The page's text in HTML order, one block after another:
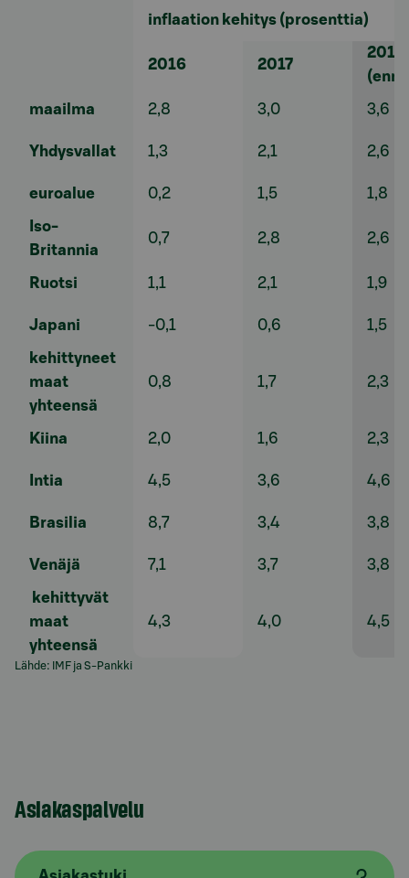
inflaation kehitys (prosenttia)
2016 2017
2018
maailma 2,8 3,0 3,6
Yhdysvallat 1,3 2,1 2,6
euroalue 0,2 1,5 1,8
Iso-
Britannia
0,7 2,8 2,6
Ruotsi 1,1 2,1 1,9
Japani -0,1 0,6 1,5
kehittyneet
maat
yhteensä
0,8 1,7 2,3
Kiina 2,0 1,6 2,3
Intia 4,5 3,6 4,6
Brasilia 8,7 3,4 3,8
Venäjä 7,1 3,7 3,8
kehittyvät
maat
yhteensä
4,3 4,0 4,5
Lähde: IMF ja S-Pankki
Asiakaspalvelu